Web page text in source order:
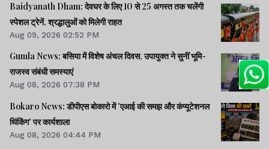
Baidyanath Dham: देवघर के लिए 10 से 25 अगस्त तक चलेंगी
स्पेशल ट्रेनें, श्रद्धालुओं को मिलेगी राहत
Aug 09, 2026 02:52 PM
Gumla News: बसिया में विशेष अंचल दिवस, उपायुक्त ने सुनीं भूमि-
राजस्व संबंधी समस्याएं
Aug 08, 2026 07:38 PM
Bokaro News: डीपीएस बोकारो में 'एआई की समझ और कंप्यूटेशनल
थिंकिंग' पर कार्यशाला
Aug 08, 2026 04:44 PM